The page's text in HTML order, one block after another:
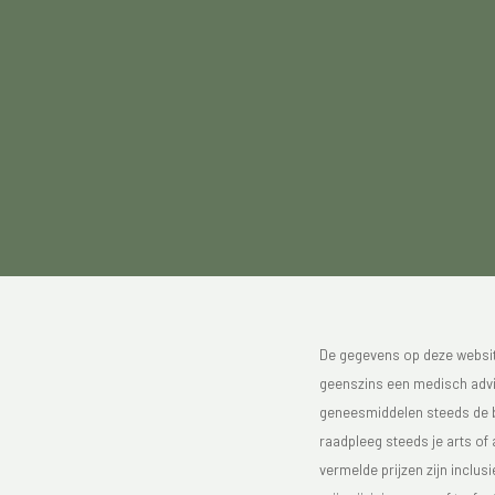
De gegevens op deze
geenszins een medisch
geneesmiddelen steeds de
raadpleeg steeds je arts of
vermelde prijzen zijn